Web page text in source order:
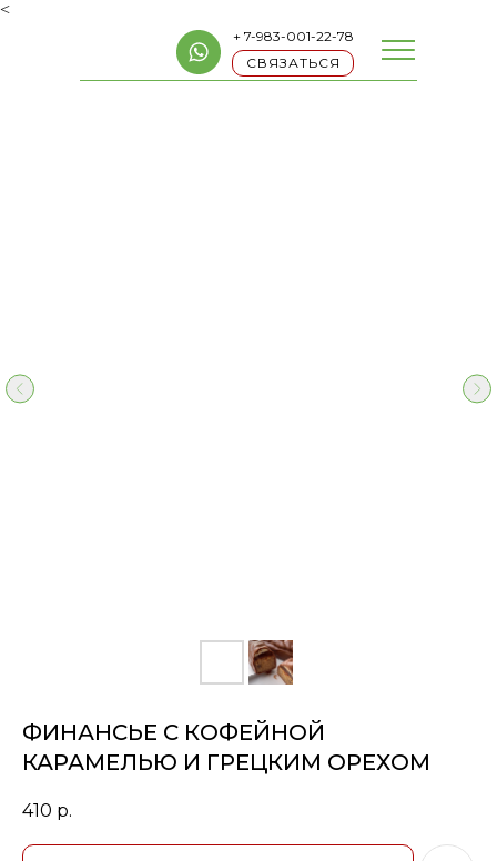
<
+ 7-983-001-22-78
СВЯЗАТЬСЯ
ФИНАНСЬЕ С КОФЕЙНОЙ
КАРАМЕЛЬЮ И ГРЕЦКИМ ОРЕХОМ
410 р.